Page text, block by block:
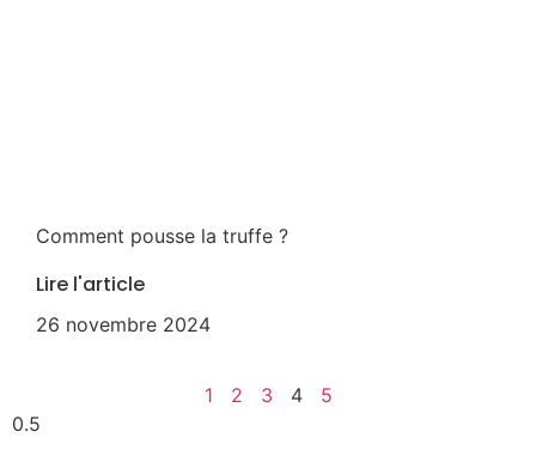
Comment pousse la truffe ?
Lire l'article
26 novembre 2024
1 2 3 4 5